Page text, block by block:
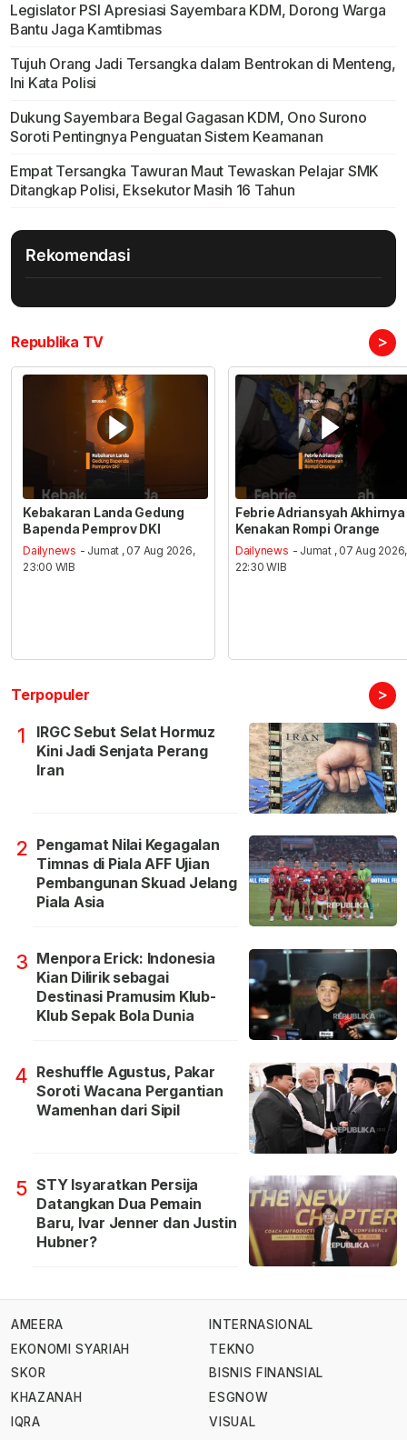
Legislator PSI Apresiasi Sayembara KDM, Dorong Warga
Bantu Jaga Kamtibmas
Tujuh Orang Jadi Tersangka dalam Bentrokan di Menteng,
Ini Kata Polisi
Dukung Sayembara Begal Gagasan KDM, Ono Surono
Soroti Pentingnya Penguatan Sistem Keamanan
Empat Tersangka Tawuran Maut Tewaskan Pelajar SMK
Ditangkap Polisi, Eksekutor Masih 16 Tahun
Rekomendasi
Republika TV >
Kebakaran Landa Gedung
Bapenda Pemprov DKI
Dailynews - Jumat , 07 Aug 2026,
23:00 WIB
Febrie Adriansyah Akhirnya
Kenakan Rompi Orange
Dailynews - Jumat , 07 Aug 2026,
22:30 WIB
Terpopuler >
1
IRGC Sebut Selat Hormuz
Kini Jadi Senjata Perang
Iran
2 Pengamat Nilai Kegagalan
Timnas di Piala AFF Ujian
Pembangunan Skuad Jelang
Piala Asia
3 Menpora Erick: Indonesia
Kian Dilirik sebagai
Destinasi Pramusim Klub-
Klub Sepak Bola Dunia
4 Reshuffle Agustus, Pakar
Soroti Wacana Pergantian
Wamenhan dari Sipil
5 STY Isyaratkan Persija
Datangkan Dua Pemain
Baru, Ivar Jenner dan Justin
Hubner?
AMEERA
EKONOMI SYARIAH
SKOR
KHAZANAH
IQRA
INTERNASIONAL
TEKNO
BISNIS FINANSIAL
ESGNOW
VISUAL